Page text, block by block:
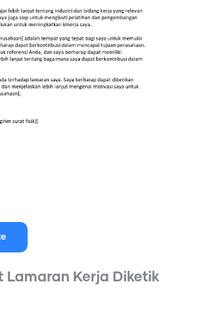
Lamaran Kerja Diketik